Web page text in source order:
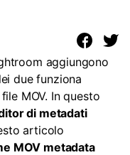
aggiungono
due funziona
MOV. In questo
di metadati
articolo
MOV metadata